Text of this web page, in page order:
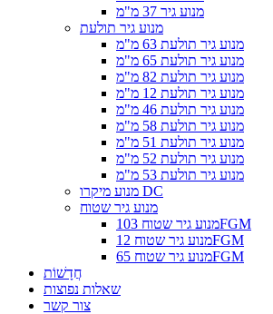
מנוע גיר 37 מ"מ
מנוע גיר תולעת
מנוע גיר תולעת 63 מ"מ
מנוע גיר תולעת 65 מ"מ
מנוע גיר תולעת 82 מ"מ
מנוע גיר תולעת 12 מ"מ
מנוע גיר תולעת 46 מ"מ
מנוע גיר תולעת 58 מ"מ
מנוע גיר תולעת 51 מ"מ
מנוע גיר תולעת 52 מ"מ
מנוע גיר תולעת 53 מ"מ
מנוע מיקרו DC
מנוע גיר שטוח
מנוע גיר שטוח 103FGM
מנוע גיר שטוח 12FGM
מנוע גיר שטוח 65FGM
חֲדָשׁוֹת
שאלות נפוצות
צור קשר